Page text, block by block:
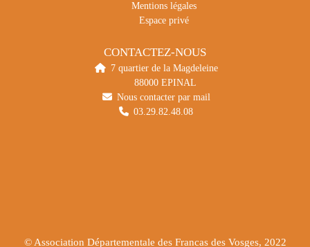
Mentions légales
Espace privé
CONTACTEZ-NOUS
7 quartier de la Magdeleine
88000 EPINAL
Nous contacter par mail
03.29.82.48.08
© Association Départementale des Francas des Vosges, 2022